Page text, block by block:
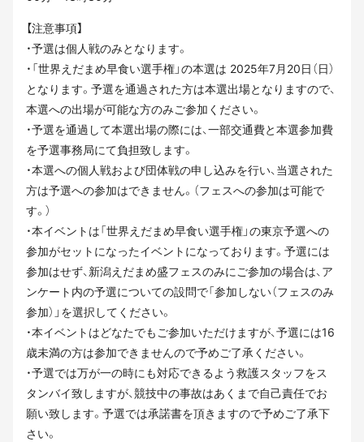
【注意事項】
・予選は個⼈戦のみとなります。
・「世界えだまめ早⾷い選⼿権」の本選は 2025年7⽉20⽇（⽇）
となります。予選を通過された⽅は本選出場となりますので、
本選への出場が可能な⽅のみご参加ください。
・予選を通過して本選出場の際には、一部交通費と本選参加費
を予選事務局にて負担致します。
・本選への個⼈戦および団体戦の申し込みを⾏い、当選された
⽅は予選への参加はできません。（フェスへの参加は可能で
す。）
・本イベントは「世界えだまめ早食い選手権」の東京予選への
参加がセットになったイベントになっております。予選には
参加はせず、新潟えだまめ盛フェスのみにご参加の場合は、ア
ンケート内の予選についての設問で「参加しない（フェスのみ
参加）」を選択してください。
・本イベントはどなたでもご参加いただけますが、予選には16
歳未満の方は参加できませんので予めご了承ください。
・予選では万が⼀の時にも対応できるよう救護スタッフをス
タンバイ致しますが、競技中の事故はあくまで⾃⼰責任でお
願い致します。予選では承諾書を頂きますので予めご了承下
さい。